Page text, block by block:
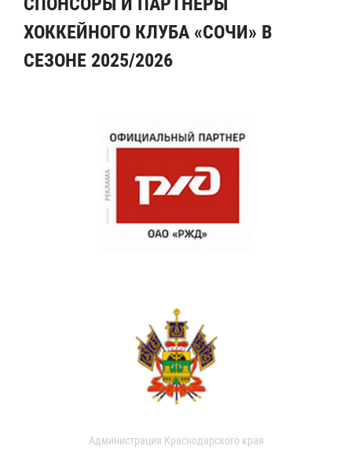
ХОККЕЙНОГО КЛУБА «СОЧИ» В
СЕЗОНЕ 2025/2026
Администрация Краснодарского края